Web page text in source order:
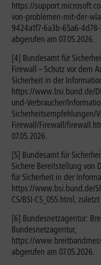
https://
von-problemen-mit-der-
9424a1f7-6a3b-65a6-
abgerufen am 07.05.2026.
[4] Bundesamt für
Firewall – Schutz vor dem
Sicherheit in der
https://www.bsi.bund.de/
und-Verbraucher/
Sicherheitsempfehlungen/
Firewall/Firewall/
07.05.2026.
[5] Bundesamt für
Sichere Bereitstellung von
für Sicherheit in der
https://www.bsi.bund.de/
CS/BSI-CS_055.html,
[6] Bundesnetzagentur:
Bundesnetzagentur,
https://
abgerufen am 07.05.2026.